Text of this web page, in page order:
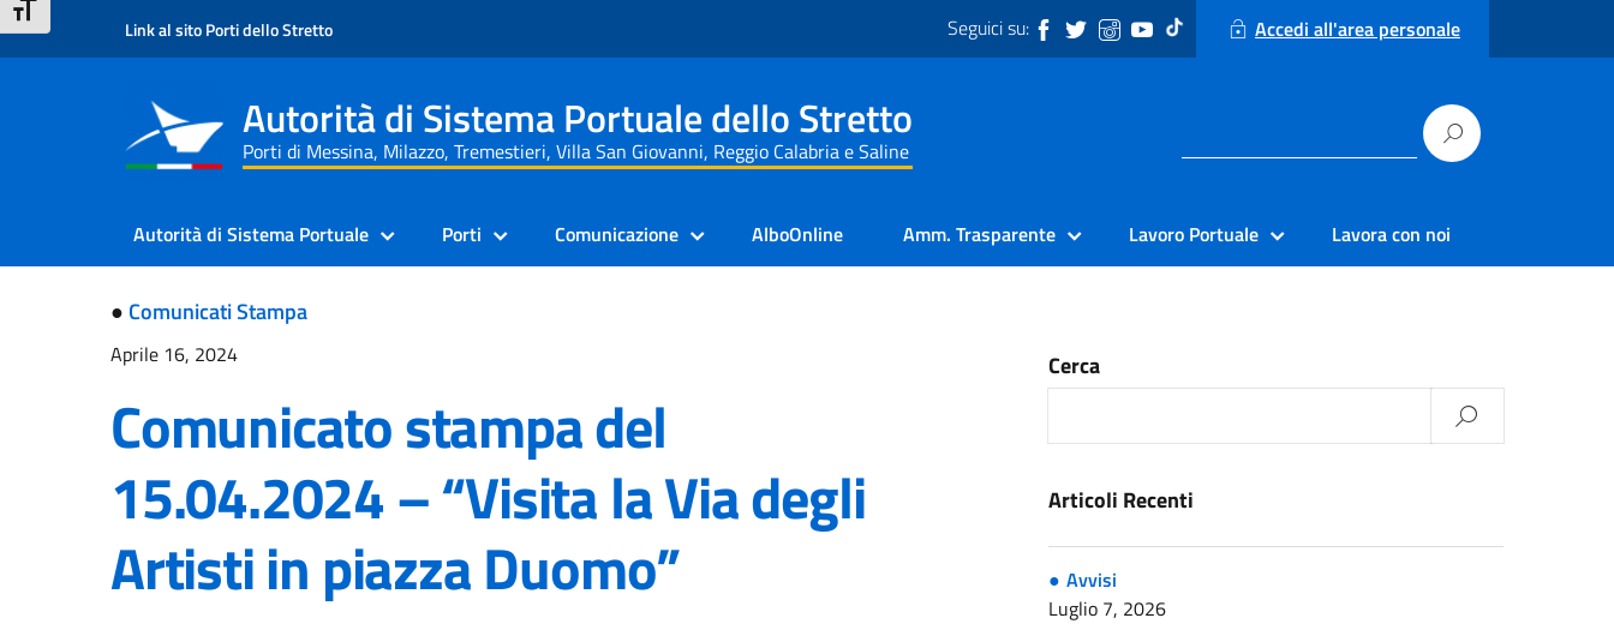
Salta
Passa
Mappa
Barra
ATTIVA/DISATTIVA DIMENSIONE TESTO
Link al sito Porti dello Stretto Seguici su: Accedi all'area personale
Autorità di Sistema Portuale dello Stretto
Porti di Messina, Milazzo, Tremestieri, Villa San Giovanni, Reggio Calabria e Saline
Autorità di Sistema Portuale Porti Comunicazione AlboOnline Amm. Trasparente Lavoro Portuale Lavora con noi
● Comunicati Stampa
Aprile 16, 2024
Comunicato stampa del
15.04.2024 – “Visita la Via degli
Artisti in piazza Duomo”
Cerca
Articoli Recenti
Avvisi
Luglio 7, 2026